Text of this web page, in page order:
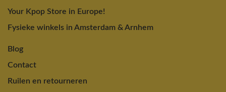
Your Kpop Store in Europe!
Fysieke winkels in Amsterdam & Arnhem
Blog
Contact
Ruilen en retourneren